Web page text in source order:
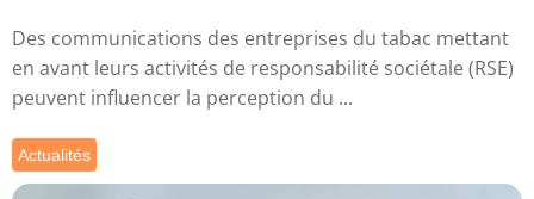
Des communications des entreprises du tabac mettant
en avant leurs activités de responsabilité sociétale (RSE)
peuvent influencer la perception du ...
Actualités